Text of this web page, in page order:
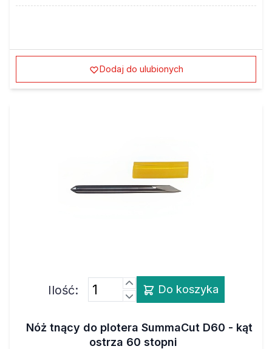
Dodaj do ulubionych
Ilość: Do koszyka
Nóż tnący do plotera SummaCut D60 - kąt
ostrza 60 stopni